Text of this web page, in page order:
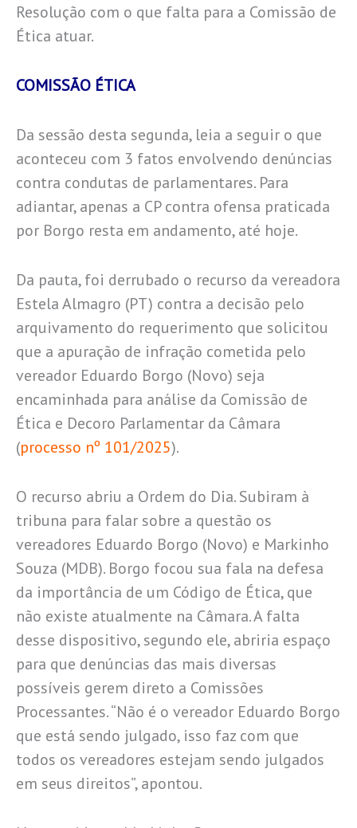
Resolução com o que falta para a Comissão de
Ética atuar.
COMISSÃO ÉTICA
Da sessão desta segunda, leia a seguir o que
aconteceu com 3 fatos envolvendo denúncias
contra condutas de parlamentares. Para
adiantar, apenas a CP contra ofensa praticada
por Borgo resta em andamento, até hoje.
Da pauta, foi derrubado o recurso da vereadora
Estela Almagro (PT) contra a decisão pelo
arquivamento do requerimento que solicitou
que a apuração de infração cometida pelo
vereador Eduardo Borgo (Novo) seja
encaminhada para análise da Comissão de
Ética e Decoro Parlamentar da Câmara
(processo nº 101/2025).
O recurso abriu a Ordem do Dia. Subiram à
tribuna para falar sobre a questão os
vereadores Eduardo Borgo (Novo) e Markinho
Souza (MDB). Borgo focou sua fala na defesa
da importância de um Código de Ética, que
não existe atualmente na Câmara. A falta
desse dispositivo, segundo ele, abriria espaço
para que denúncias das mais diversas
possíveis gerem direto a Comissões
Processantes. “Não é o vereador Eduardo Borgo
que está sendo julgado, isso faz com que
todos os vereadores estejam sendo julgados
em seus direitos”, apontou.